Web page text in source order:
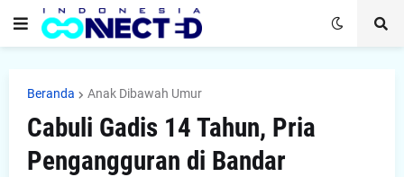
Beranda Anak Dibawah Umur
Cabuli Gadis 14 Tahun, Pria
Pengangguran di Bandar